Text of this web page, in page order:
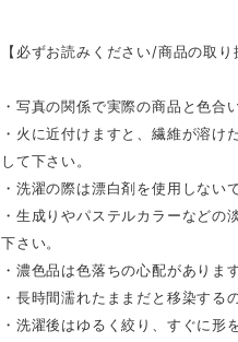
【必ずお読みください/商品の取り
・写真の関係で実際の商品と色合
・火に近付けますと、繊維が溶
して下さい。
・洗濯の際は漂白剤を使用しない
・生成りやパステルカラーなどの
下さい。
・濃色品は色落ちの心配がありま
・長時間濡れたままだと移染する
・洗濯後はゆるく絞り、すぐに形